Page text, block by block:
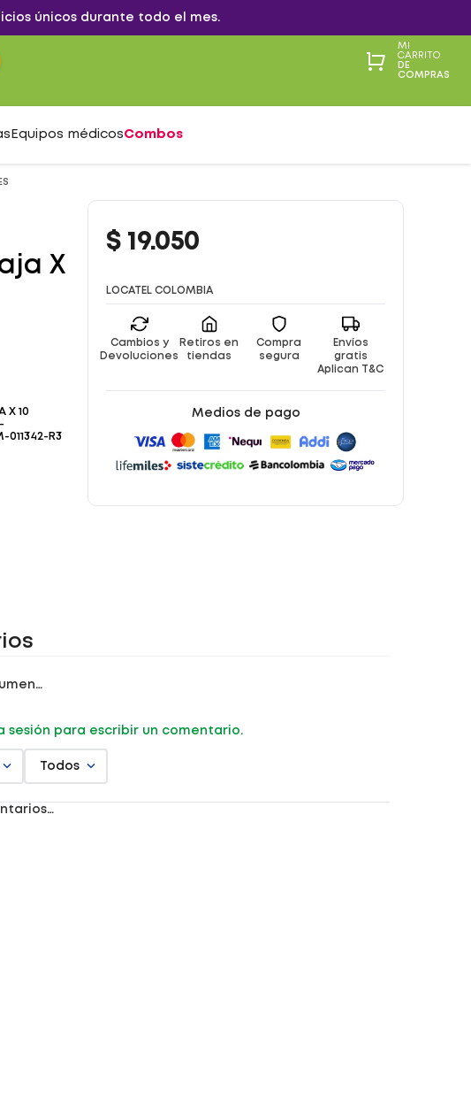
únicos durante todo el mes.
MI
CARRITO
DE
COMPRAS
Equipos médicosCombos
X
X 10
R3
$ 19.050
LOCATEL COLOMBIA
Cambios y
Devoluciones
Retiros en
tiendas
Compra
segura
Envíos
gratis
Aplican T&C
Medios de pago
sesión para escribir un comentario.
Todos